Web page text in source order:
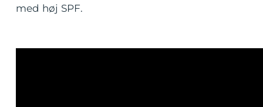
med høj SPF.